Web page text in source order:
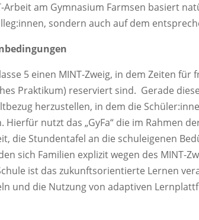
Arbeit am Gymnasium Farmsen basiert
sondern auch auf dem
5 einen MINT-Zweig, in dem Zeiten
Praktikum) reserviert sind. Gerade
herzustellen, in dem die
nutzt das „GyFa“ die im Rahmen
die Stundentafel an die schuleigenen
sich Familien explizit wegen des MINT-
ist das zukunftsorientierte Lernen
und die Nutzung von adaptiven